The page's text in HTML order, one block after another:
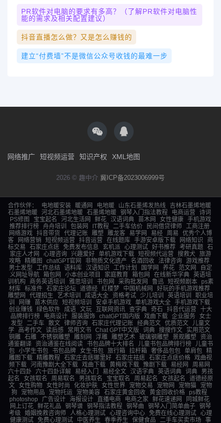
PR软件对电脑的要求有多高？（了解PR软件对电脑性
能的需求及相关配置建议）
抖音直播怎么做？又是怎么赚钱的
建立“付费墙”不是微信公众号收钱的最难一步
网络推广 短视频运营 知识产权 XML地图
2026 © 趣中介 冀ICP备2023006999号
合作伙伴： 电地暖安装 暖通网 电地暖 山东石墨烯发热线
吉林石墨烯地暖
石墨烯地暖
河北石墨烯地暖 石墨烯地暖 钢琴入门指法教程 电商运营
诗词
PS修图
宝宝起名 河北生活网 鲜花 汉语词典 苗木网 女性健康 手机游戏
推荐排行榜
舟舟培训 包装网 IT教程 二手车估价 民间借贷律师
工商注册
网络游戏 抖音带货 代理记账 雕塑 雕龙客 易学网 易经 周易
优秀个人博
客
网络营销 短视频运营 抖音运营 在线题库 手游安卓版下载 网络知识
商
标交易
石家庄点痣 免费发布信息 玄机派 心理测试 好书推荐 考研真题 石
家庄人才网
心理咨询 兴趣爱好 单机游戏下载 短视频代运营 搜救犬 旅游
攻略 精雕图 chatGPT官网 非物质文化遗产 名酒回收 法律咨询 游戏推荐
男士发型
工作总结 语料库 汉语知识 工作计划 国学网 养花 范文网
自定
义网址导航 箱包网 小本创业项目 家庭教育 箱包网 在线新华字典 英语培
训机构
商务英语培训 雅思培训 书包网 采购批发网 鲁迅 短视频剧本
ps素
材库
标准件 石家庄论坛 道德经 红楼梦 中国机械网
好玩的手机游戏推荐
雕塑网
代理招生 艺术培训 成语大全 资格考试 少儿培训 英语培训
职业培
训
网赚 苗木供应 短视频培训 安卓手机游戏 单机游戏大全
手机游戏下载
创业赚钱
绿色软件 成语 文玩 互联网资讯 查字典 奇石 抖音代运营 十大
品牌排行榜
电商设计 服装服饰 chatGPT国内版 戏曲下载 企业服务
女士
发型
二手车 散文 律师咨询 石家庄代理记账 经典范文 优质范文
儿童文
学 高考作文 读后感 常用文书 Chat GPT中文版 词典 搜搜作文
实用范文
铜雕 石雕 不锈钢雕塑 雕刻网 浮雕 雕塑艺术 玻璃钢雕塑 景观雕塑
资治
通鉴翻译
资治通鉴在线阅读 书包品牌十大排名 儿童书包品牌排行榜
儿童书
包 小学生书包 书包品牌 女生书包 旅行箱 拉杆箱 奢侈品包包 单肩包 精
雕图下载 精雕教程 石家庄去痣哪里好 石家庄祛痣 石家庄点痣价格 戏曲视
频下载
河南豫剧大全下载 戏曲下载 黄梅戏下载 豫剧下载 易经网
周易网
六十四卦
六十四卦详解 易经入门 易经全文 汉语字典 英语词典 词典
男孩
起名
女孩取名 周易取名 男孩取名 宝宝取名 周易起名 女孩起名
道德经原
文 女性购物 女性时尚 化妆护肤 女性世界 宠物交易 宠物网 宠物猫
宠物
狗
宠物用品 宠物托运 宠物美容 石家庄黄金回收 黄金回收价格
ps教程
photoshop
广告设计 海报设计 直播电商 电商之家 鲜花速递网
同城鲜花
网上订花 鲜花礼品 钢琴谱 钢琴指法教程 钢琴曲 钢琴入门简单曲子 钢琴
考级
婚姻挽救咨询师 人格心理测试 心理咨询中心 免费在线心理测试 心理
健康测试
免费心理测试 中医养生 春季养生 保健食品 二手车买卖市场 事